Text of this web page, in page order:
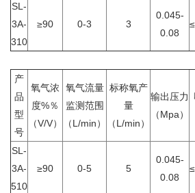
SL-
3A-
310
≥90 0-3 3
0.045-
0.08
产
品
型
号
氧气浓
度%％
（V/V）
氧气流量
监测范围
（L/min）
标称氧产
量
（L/min）
输出压力
（Mpa）
SL-
3A-
510
≥90 0-5 5
0.045-
0.08